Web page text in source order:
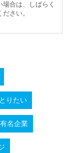
合は、しばらく
さい。
りたい
名企業